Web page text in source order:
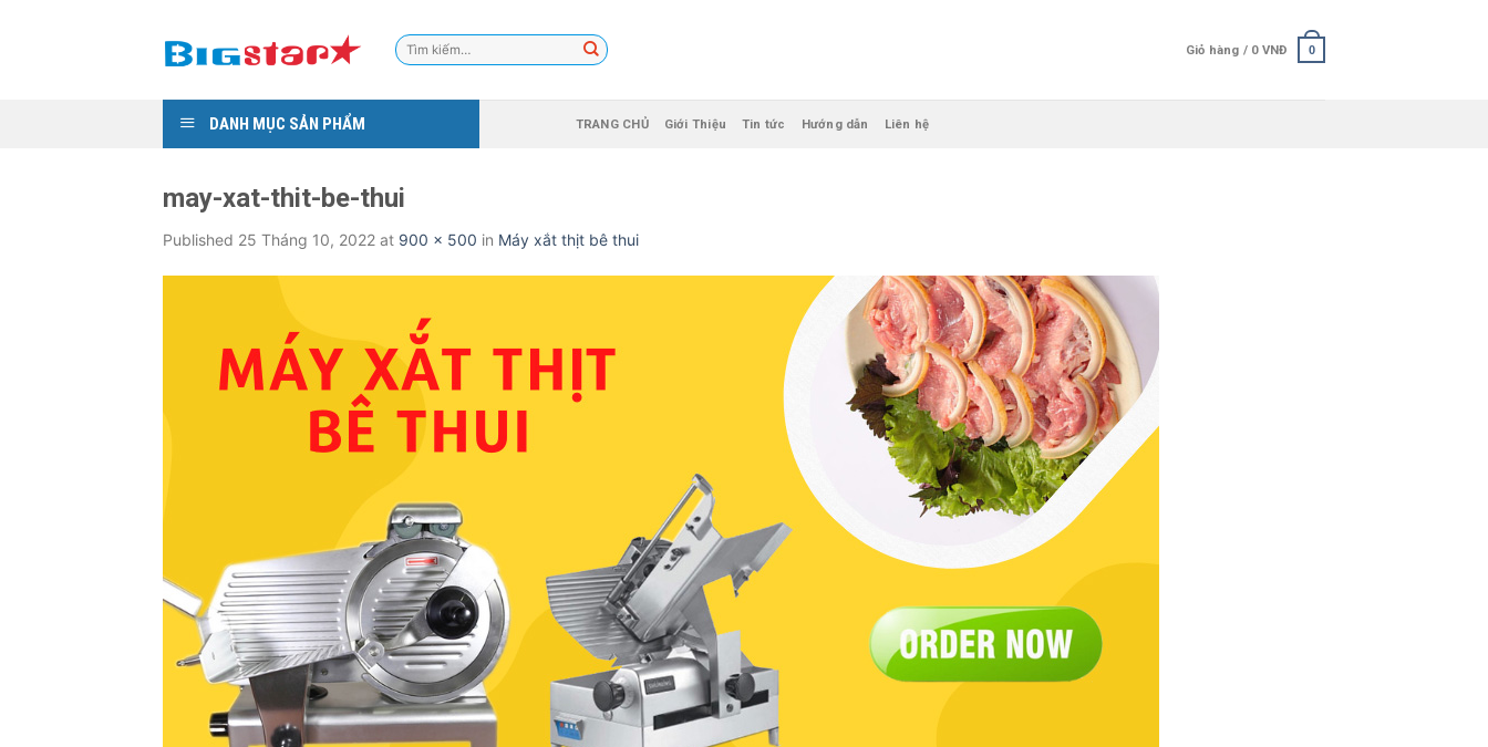
Tìm
kiếm:
Giỏ hàng / 0 VNĐ 0
DANH MỤC SẢN PHẨM TRANG CHỦ Giới Thiệu Tin tức Hướng dẫn Liên hệ
may-xat-thit-be-thui
Published 25 Tháng 10, 2022 at 900 × 500 in Máy xắt thịt bê thui